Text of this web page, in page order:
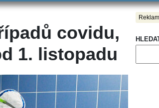
covidu,
1. listopadu